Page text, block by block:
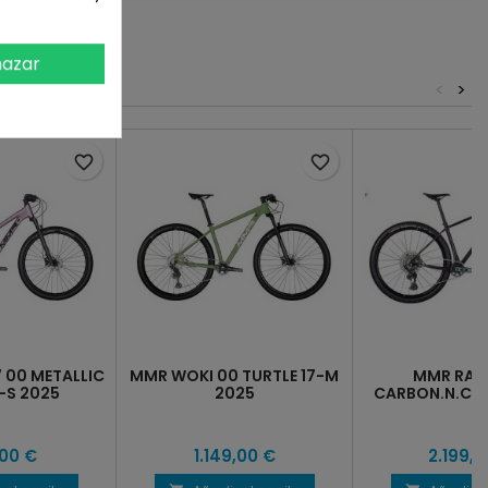
>
<
00 METALLIC
S 2025
€
favorite_border
MMR WOKI 00 TURTLE 17-M
2025
1.149,00 €
favorite_border
MMR